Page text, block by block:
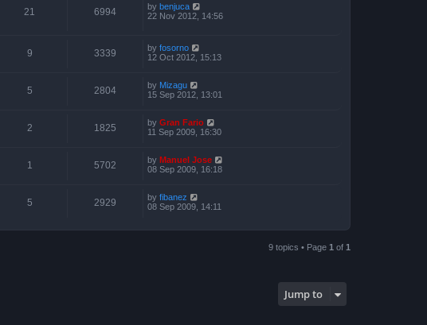
21 6994 by benjuca
22 Nov 2012, 14:56
9 3339 by fosorno
12 Oct 2012, 15:13
5 2804 by Mizagu
15 Sep 2012, 13:01
2 1825 by Gran Fario
11 Sep 2009, 16:30
1 5702 by Manuel Jose
08 Sep 2009, 16:18
5 2929 by fibanez
08 Sep 2009, 14:11
9 topics • Page 1 of 1
Jump to